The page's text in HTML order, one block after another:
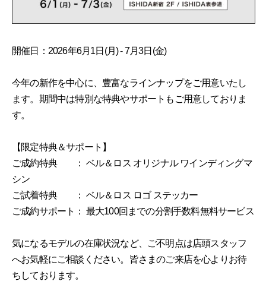
開催日：2026年6月1日(月) - 7月3日(金)
今年の新作を中心に、豊富なラインナップをご用意いたし
ます。期間中は特別な特典やサポートもご用意しておりま
す。
【限定特典＆サポート】
ご成約特典 ： ベル＆ロス オリジナル ワインディングマ
シン
ご試着特典 ： ベル＆ロス ロゴ ステッカー
ご成約サポート： 最大100回までの分割手数料無料サービス
気になるモデルの在庫状況など、ご不明点は店頭スタッフ
へお気軽にご相談ください。皆さまのご来店を心よりお待
ちしております。